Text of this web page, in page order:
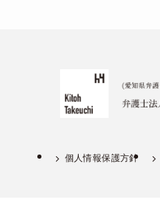
個人情報保護方針